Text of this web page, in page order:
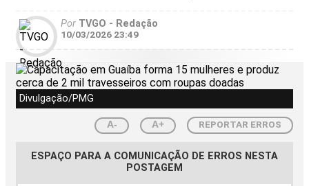
Por TVGO - Redação
10/03/2026 23:49
Divulgação/PMG
A- A+ REPORTAR ERROS
ESPAÇO PARA A COMUNICAÇÃO DE ERROS NESTA
POSTAGEM